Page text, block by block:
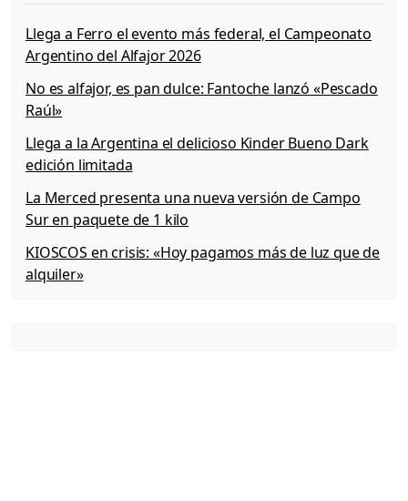
Llega a Ferro el evento más federal, el Campeonato
Argentino del Alfajor 2026
No es alfajor, es pan dulce: Fantoche lanzó «Pescado
Raúl»
Llega a la Argentina el delicioso Kinder Bueno Dark
edición limitada
La Merced presenta una nueva versión de Campo
Sur en paquete de 1 kilo
KIOSCOS en crisis: «Hoy pagamos más de luz que de
alquiler»